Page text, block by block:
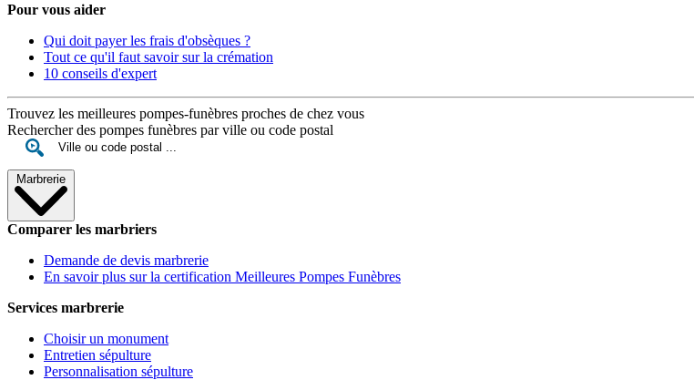
Pour vous aider
Qui doit payer les frais d'obsèques ?
Tout ce qu'il faut savoir sur la crémation
10 conseils d'expert
Trouvez les meilleures pompes-funèbres proches de chez vous
Rechercher des pompes funèbres par ville ou code postal
Marbrerie
Comparer les marbriers
Demande de devis marbrerie
En savoir plus sur la certification Meilleures Pompes Funèbres
Services marbrerie
Choisir un monument
Entretien sépulture
Personnalisation sépulture